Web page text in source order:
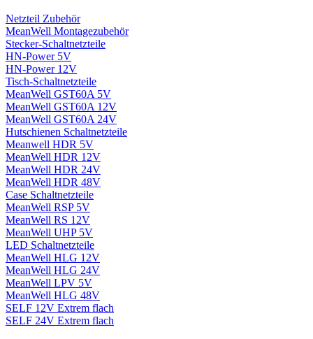
Netzteil Zubehör
MeanWell Montagezubehör
Stecker-Schaltnetzteile
HN-Power 5V
HN-Power 12V
Tisch-Schaltnetzteile
MeanWell GST60A 5V
MeanWell GST60A 12V
MeanWell GST60A 24V
Hutschienen Schaltnetzteile
Meanwell HDR 5V
MeanWell HDR 12V
MeanWell HDR 24V
MeanWell HDR 48V
Case Schaltnetzteile
MeanWell RSP 5V
MeanWell RS 12V
MeanWell UHP 5V
LED Schaltnetzteile
MeanWell HLG 12V
MeanWell HLG 24V
MeanWell LPV 5V
MeanWell HLG 48V
SELF 12V Extrem flach
SELF 24V Extrem flach